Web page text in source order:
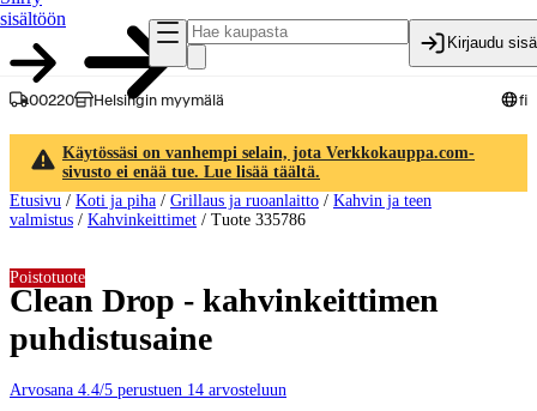
sisältöön
Kirjaudu
00220 Helsingin myymälä fi
Käytössäsi on vanhempi selain, jota Verkkokauppa.com-
sivusto ei enää tue. Lue lisää täältä.
Etusivu / Koti ja piha / Grillaus ja ruoanlaitto / Kahvin ja teen
valmistus / Kahvinkeittimet / Tuote 335786
Clean Drop - kahvinkeittimen
puhdistusaine
Arvosana 4.4/5 perustuen 14 arvosteluun
Poistotuote